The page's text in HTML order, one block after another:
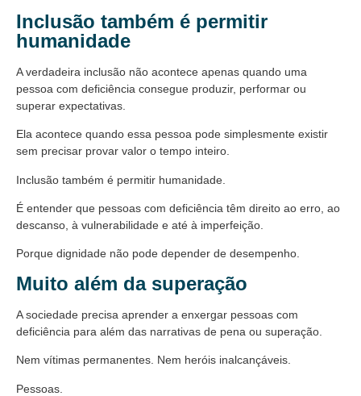
Inclusão também é permitir
humanidade
A verdadeira inclusão não acontece apenas quando uma
pessoa com deficiência consegue produzir, performar ou
superar expectativas.
Ela acontece quando essa pessoa pode simplesmente existir
sem precisar provar valor o tempo inteiro.
Inclusão também é permitir humanidade.
É entender que pessoas com deficiência têm direito ao erro, ao
descanso, à vulnerabilidade e até à imperfeição.
Porque dignidade não pode depender de desempenho.
Muito além da superação
A sociedade precisa aprender a enxergar pessoas com
deficiência para além das narrativas de pena ou superação.
Nem vítimas permanentes. Nem heróis inalcançáveis.
Pessoas.